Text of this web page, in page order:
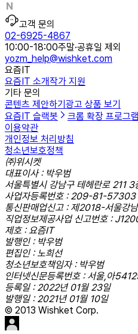
고객 문의
02-6925-4867
10:00-18:00주말·공휴일 제외
yozm_help@wishket.com
요즘IT
요즘IT 소개작가 지원
기타 문의
콘텐츠 제안하기 광고 상품 보기
요즘IT 슬랙봇
크롬 확장 프로그램
이용약관
개인정보 처리방침
청소년보호정책
㈜위시켓
대표이사 : 박우범
서울특별시 강남구 테헤란로 211
사업자등록번호 : 209-81-57303
통신판매업신고 : 제2018-서울강
직업정보제공사업 신고번호 :
제호 : 요즘IT
발행인 : 박우범
편집인 : 노희선
청소년보호책임자 : 박우범
인터넷신문등록번호 : 서울,아
등록일 : 2022년 01월 23일
발행일 : 2021년 01월 10일
© 2013 Wishket Corp.